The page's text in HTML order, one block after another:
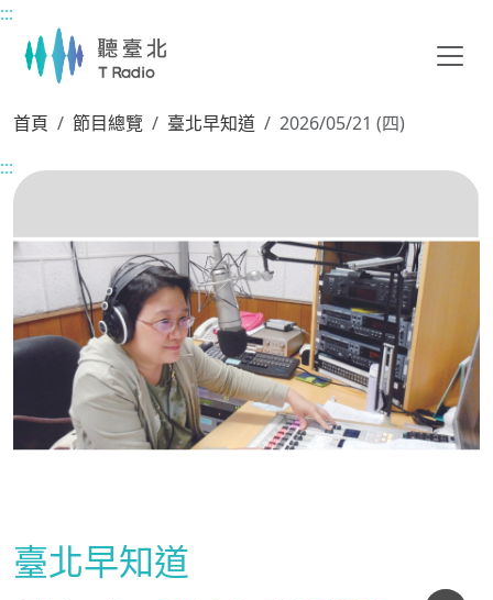
主要內容區塊
:::
首頁 節目總覽 臺北早知道
2026/05/21 (四)
:::
臺北早知道